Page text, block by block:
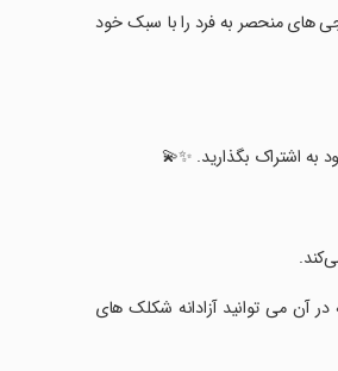
ایموجی های منحصر به فرد را با سبک خود
به اشتراک بگذارید. ✨💫
آن می توانید آزادانه شکلک های